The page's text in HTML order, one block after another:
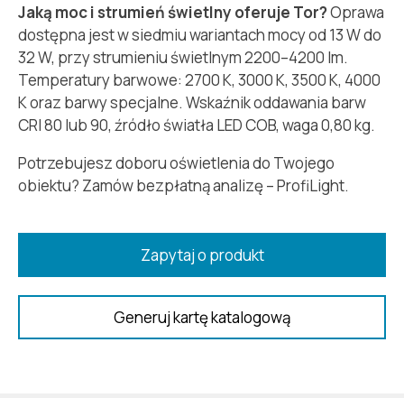
Jaką moc i strumień świetlny oferuje Tor?Oprawa
dostępna jest w siedmiu wariantach mocy od 13 W do
32 W, przy strumieniu świetlnym 2200–4200 lm.
Temperatury barwowe: 2700 K, 3000 K, 3500 K, 4000
K oraz barwy specjalne. Wskaźnik oddawania barw
CRI 80 lub 90, źródło światła LED COB, waga 0,80 kg.
Potrzebujesz doboru oświetlenia do Twojego
obiektu? Zamów bezpłatną analizę – ProfiLight.
Zapytaj o produkt
Generuj kartę katalogową